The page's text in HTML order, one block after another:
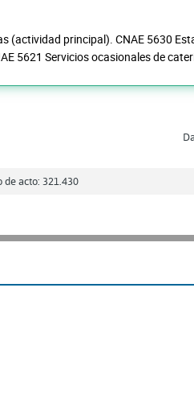
(actividad principal). CNAE 5630
5621 Servicios ocasionales de
de acto: 321.430